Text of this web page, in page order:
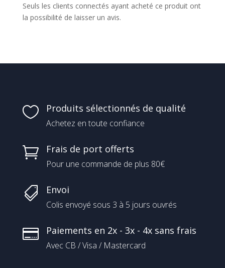
Seuls les clients connectés ayant acheté ce produit ont
la possibilité de laisser un avis.
 Produits sélectionnés de qualité
Achetez en toute confiance
 Frais de port offerts
Pour une commande de plus 80€
 Envoi
Colis envoyé sous 3 à 5 jours ouvrés
 Paiements en 2x - 3x - 4x sans frais
Avec CB / Visa / Mastercard